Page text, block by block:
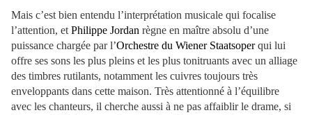
Mais c’est bien entendu l’interprétation musicale qui focalise
l’attention, et Philippe Jordan règne en maître absolu d’une
puissance chargée par l’Orchestre du Wiener Staatsoperqui lui
offre ses sons les plus pleins et les plus tonitruants avec un alliage
des timbres rutilants, notamment les cuivres toujours très
enveloppants dans cette maison. Très attentionné à l’équilibre
avec les chanteurs, il cherche aussi à ne pas affaiblir le drame, si